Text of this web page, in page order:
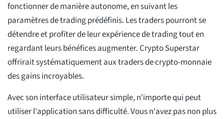
fonctionner de manière autonome, en suivant les
paramètres de trading prédéfinis. Les traders pourront se
détendre et profiter de leur expérience de trading tout en
regardant leurs bénéfices augmenter. Crypto Superstar
offrirait systématiquement aux traders de crypto-monnaie
des gains incroyables.
Avec son interface utilisateur simple, n'importe qui peut
utiliser l'application sans difficulté. Vous n'avez pas non plus